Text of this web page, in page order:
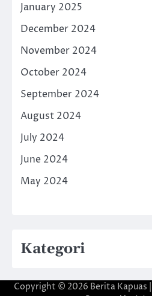
January 2025
December 2024
November 2024
October 2024
September 2024
August 2024
July 2024
June 2024
May 2024
Kategori
Copyright © 2026 Berita Kapuas